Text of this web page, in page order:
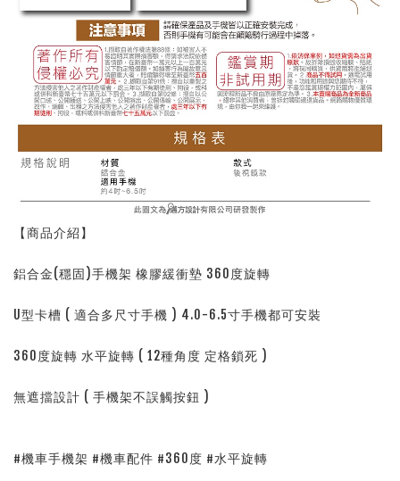
【商品介紹】
鋁合金(穩固)手機架 橡膠緩衝墊 360度旋轉
U型卡槽 ( 適合多尺寸手機 ) 4.0-6.5寸手機都可安裝
360度旋轉 水平旋轉 ( 12種角度 定格鎖死 )
無遮擋設計 ( 手機架不誤觸按鈕 )
#機車手機架 #機車配件 #360度 #水平旋轉